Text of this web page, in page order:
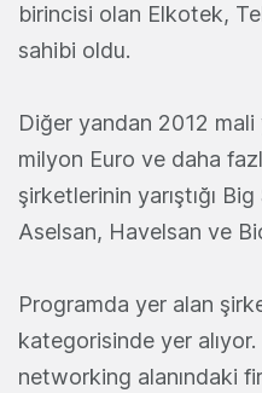
birincisi olan Elkotek,
sahibi oldu.
Diğer yandan 2012 mali
milyon Euro ve daha
şirketlerinin yarıştığı
Aselsan, Havelsan ve
Programda yer alan
kategorisinde yer
networking alanındaki